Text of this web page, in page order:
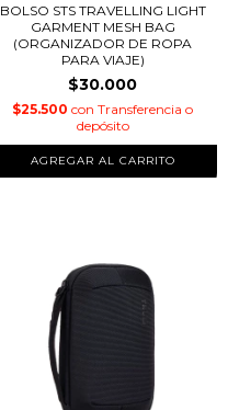
BOLSO STS TRAVELLING LIGHT
GARMENT MESH BAG
(ORGANIZADOR DE ROPA
PARA VIAJE)
$30.000
$25.500 con Transferencia o
depósito
AGREGAR AL CARRITO